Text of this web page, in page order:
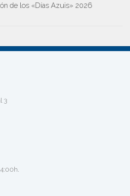
de los «Días Azuis» 2026
3